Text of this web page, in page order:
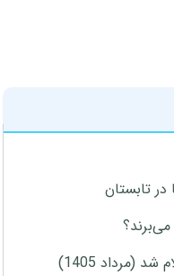
تابستان
(مرداد 1405)